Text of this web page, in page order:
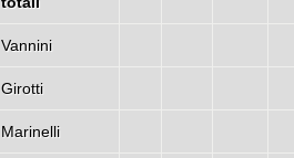
Vannini
Girotti
Marinelli